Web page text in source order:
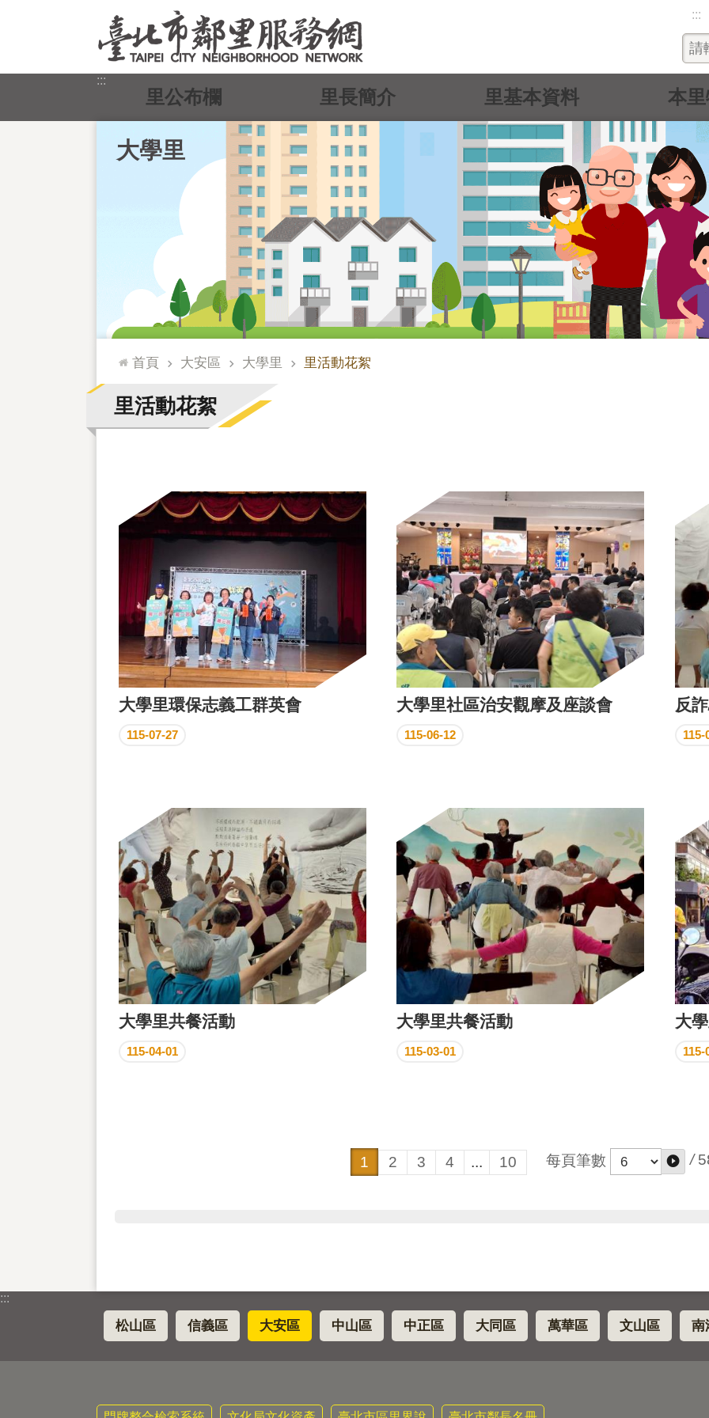
:::
:::
大學里
里公布欄 里長簡介 里基本資料 本
::: 首頁 大安區 大學里 里活動花絮
里活動花絮
大學里環保志義工群英會
115-07-27
大學里社區治安觀摩及座談會
115-06-12
反
115-
大學里共餐活動
115-04-01
大學里共餐活動
115-03-01
大
115-
1 2 3 4 ... 10 每頁筆數 /
:::
松山區 信義區 大安區 中山區 中正區 大同區 萬華區 文山區 南